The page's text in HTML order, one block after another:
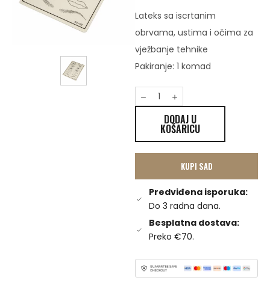
Lateks sa iscrtanim
obrvama, ustima i očima za
vježbanje tehnike
Pakiranje: 1 komad
DODAJ U
KOŠARICU
KUPI SAD
Predviđena isporuka:
Do 3 radna dana.
Besplatna dostava:
Preko €70.